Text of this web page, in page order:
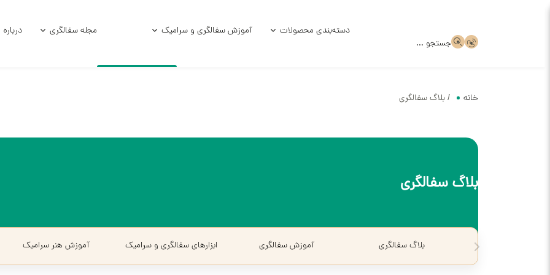
جستجو ...
دسته‌بندی محصولات آموزش سفالگری و سرامیک مجله سفالگری
آموزش هنر
درباره
خانه /بلاگ سفالگری
بلاگ سفالگری
بلاگ سفالگری آموزش سفالگری ابزارهای سفالگری و سرامیک آموزش هنر سرامیک‌